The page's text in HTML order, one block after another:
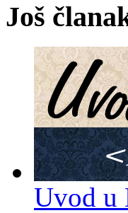
Još
Uvod u